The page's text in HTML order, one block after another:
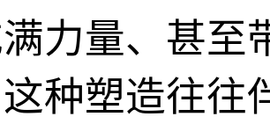
力量、甚至
种塑造往往